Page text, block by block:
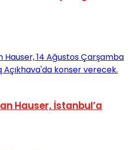
Hauser, İstanbul’a